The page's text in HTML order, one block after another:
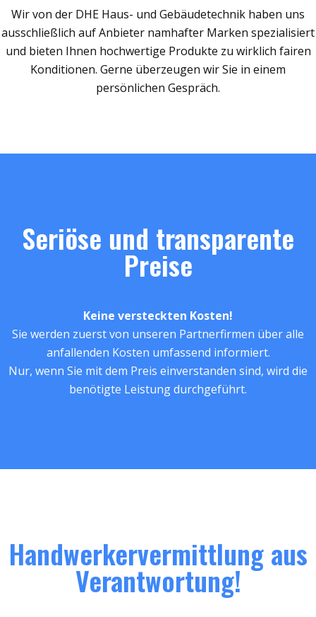
Wir von der DHE Haus- und Gebäudetechnik haben uns
ausschließlich auf Anbieter namhafter Marken spezialisiert
und bieten Ihnen hochwertige Produkte zu wirklich fairen
Konditionen. Gerne überzeugen wir Sie in einem
persönlichen Gespräch.
Seriöse und transparente
Preise
Keine versteckten Kosten!
Sie werden zuerst von unseren Partnerfirmen über alle
anfallenden Kosten umfassend informiert.
Nur, wenn Sie mit dem Preis einverstanden sind, wird die
benötigte Leistung durchgeführt.
Handwerkervermittlung aus
Verantwortung!